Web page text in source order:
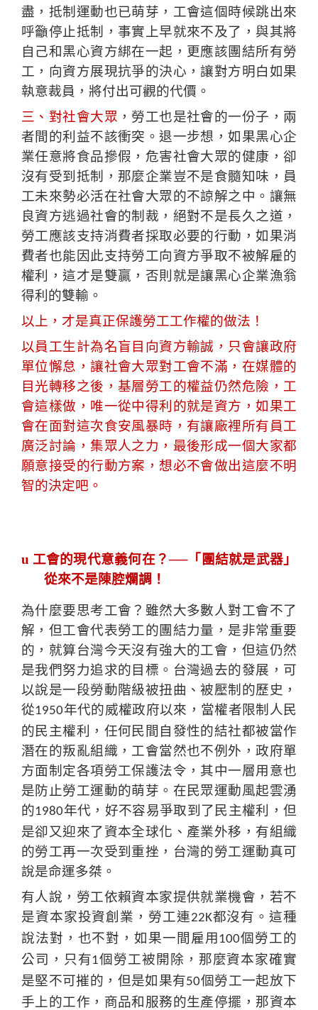
盡，抵制運動也已萌芽，工會這個時候跳出來
呼籲停止抵制，事實上早就來不及了，與其將
自己和黑心資方綁在一起，更應該團結所有勞
工，向資方展現抗爭的決心，讓對方明白如果
執意裁員，將付出可觀的代價。
三、對社會大眾 ，勞工也是社會的一份子，兩
者間的利益不該衝突。退一步想，如果黑心企
業任意將食品摻假，危害社會大眾的健康，卻
沒有受到抵制，那麼企業豈不是食髓知味，員
工未來勢必活在社會大眾的不諒解之中。讓無
良資方逃過社會的制裁，絕對不是長久之道，
勞工應該支持消費者採取必要的行動，如果消
費者也能因此支持勞工向資方爭取不被解雇的
權利，這才是雙贏，否則就是讓黑心企業漁翁
得利的雙輸。
以上，才是真正保護勞工工作權的做法 ！
以員工生計為名盲目向資方輸誠，只會讓政府
單位懈怠，讓社會大眾對工會不滿，在媒體的
目光轉移之後，基層勞工的權益仍然危險，工
會這樣做，唯一從中得利的就是資方，如果工
會在面對這次食安風暴時，有讓廠裡所有員工
廣泛討論，集眾人之力，最後形成一個大家都
願意接受的行動方案，想必不會做出這麼不明
智的決定吧。
u 工會的現代意義何在？──「團結就是武器」
從來不是陳腔爛調！
為什麼要思考工會？雖然大多數人對工會不了
解，但工會代表勞工的團結力量，是非常重要
的，就算台灣今天沒有強大的工會，但這仍然
是我們努力追求的目標。台灣過去的發展，可
以說是一段勞動階級被扭曲、被壓制的歷史，
從1950年代的威權政府以來，當權者限制人民
的民主權利，任何民間自發性的結社都被當作
潛在的叛亂組織，工會當然也不例外，政府單
方面制定各項勞工保護法令，其中一層用意也
是防止勞工運動的萌芽。在民眾運動風起雲湧
的1980年代，好不容易爭取到了民主權利，但
是卻又迎來了資本全球化、產業外移，有組織
的勞工再一次受到重挫，台灣的勞工運動真可
說是命運多桀。
有人說，勞工依賴資本家提供就業機會，若不
是資本家投資創業，勞工連22K都沒有。這種
說法對，也不對，如果一間雇用100個勞工的
公司，只有1個勞工被開除，那麼資本家確實
是堅不可摧的，但是如果有50個勞工一起放下
手上的工作，商品和服務的生產停擺，那資本